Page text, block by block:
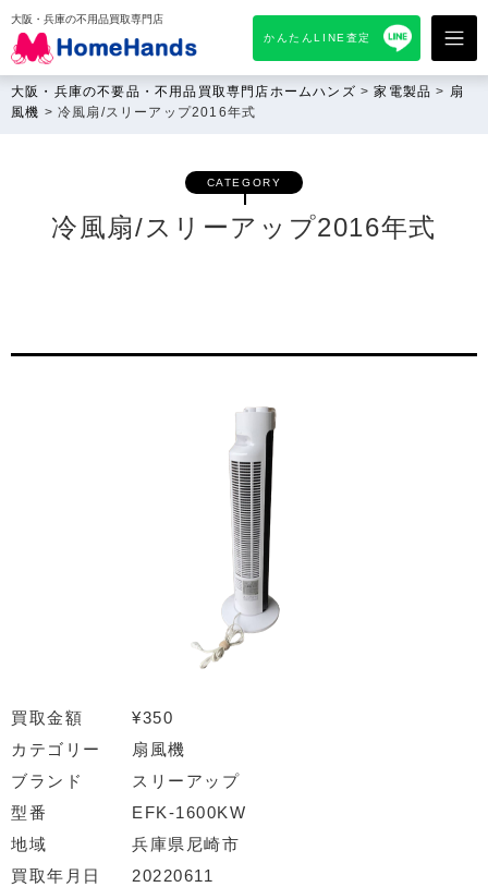
大阪・兵庫の不用品買取専門店
かんたんLINE査定
大阪・兵庫の不要品・不用品買取専門店ホームハンズ >家電製品 > 扇
風機 >冷風扇/スリーアップ2016年式
CATEGORY
冷風扇/スリーアップ2016年式
買取金額
¥350
カテゴリー
扇風機
ブランド
スリーアップ
型番
EFK-1600KW
地域
兵庫県尼崎市
買取年月日
20220611